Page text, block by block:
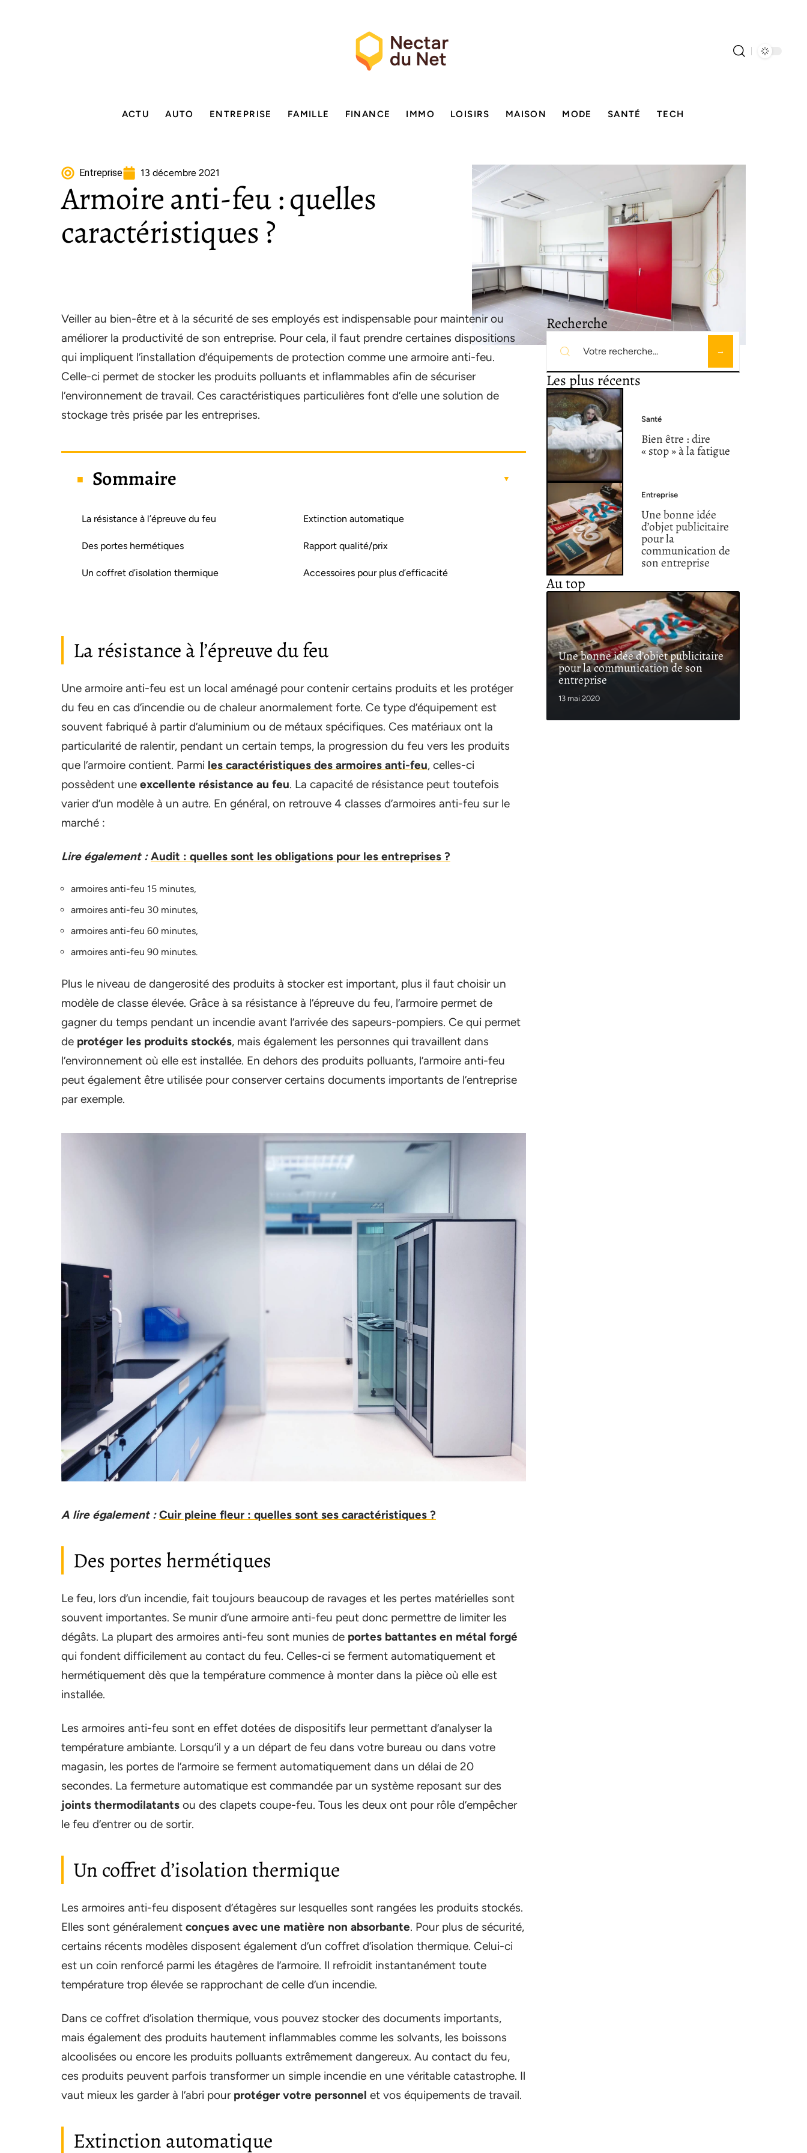
ACTU AUTO ENTREPRISE FAMILLE FINANCE IMMO LOISIRS MAISON MODE SANTÉ TECH
Entreprise 13 décembre 2021
Armoire anti-feu : quelles
caractéristiques ?
Veiller au bien-être et à la sécurité de ses employés est indispensable pour maintenir ou
améliorer la productivité de son entreprise. Pour cela, il faut prendre certaines dispositions
qui impliquent l’installation d’équipements de protection comme une armoire anti-feu.
Celle-ci permet de stocker les produits polluants et inflammables afin de sécuriser
l’environnement de travail. Ces caractéristiques particulières font d’elle une solution de
stockage très prisée par les entreprises.
Sommaire
La résistance à l’épreuve du feu
Des portes hermétiques
Un coffret d’isolation thermique
Extinction automatique
Rapport qualité/prix
Accessoires pour plus d’efficacité
La résistance à l’épreuve du feu
Une armoire anti-feu est un local aménagé pour contenir certains produits et les protéger
du feu en cas d’incendie ou de chaleur anormalement forte. Ce type d’équipement est
souvent fabriqué à partir d’aluminium ou de métaux spécifiques. Ces matériaux ont la
particularité de ralentir, pendant un certain temps, la progression du feu vers les produits
que l’armoire contient. Parmi les caractéristiques des armoires anti-feu, celles-ci
possèdent une excellente résistance au feu. La capacité de résistance peut toutefois
varier d’un modèle à un autre. En général, on retrouve 4 classes d’armoires anti-feu sur le
marché :
Lire également : Audit : quelles sont les obligations pour les entreprises ?
armoires anti-feu 15 minutes,
armoires anti-feu 30 minutes,
armoires anti-feu 60 minutes,
armoires anti-feu 90 minutes.
Plus le niveau de dangerosité des produits à stocker est important, plus il faut choisir un
modèle de classe élevée. Grâce à sa résistance à l’épreuve du feu, l’armoire permet de
gagner du temps pendant un incendie avant l’arrivée des sapeurs-pompiers. Ce qui permet
de protéger les produits stockés, mais également les personnes qui travaillent dans
l’environnement où elle est installée. En dehors des produits polluants, l’armoire anti-feu
peut également être utilisée pour conserver certains documents importants de l’entreprise
par exemple.
A lire également : Cuir pleine fleur : quelles sont ses caractéristiques ?
Des portes hermétiques
Le feu, lors d’un incendie, fait toujours beaucoup de ravages et les pertes matérielles sont
souvent importantes. Se munir d’une armoire anti-feu peut donc permettre de limiter les
dégâts. La plupart des armoires anti-feu sont munies de portes battantes en métal forgé
qui fondent difficilement au contact du feu. Celles-ci se ferment automatiquement et
hermétiquement dès que la température commence à monter dans la pièce où elle est
installée.
Les armoires anti-feu sont en effet dotées de dispositifs leur permettant d’analyser la
température ambiante. Lorsqu’il y a un départ de feu dans votre bureau ou dans votre
magasin, les portes de l’armoire se ferment automatiquement dans un délai de 20
secondes. La fermeture automatique est commandée par un système reposant sur des
joints thermodilatants ou des clapets coupe-feu. Tous les deux ont pour rôle d’empêcher
le feu d’entrer ou de sortir.
Un coffret d’isolation thermique
Les armoires anti-feu disposent d’étagères sur lesquelles sont rangées les produits stockés.
Elles sont généralement conçues avec une matière non absorbante. Pour plus de sécurité,
certains récents modèles disposent également d’un coffret d’isolation thermique. Celui-ci
est un coin renforcé parmi les étagères de l’armoire. Il refroidit instantanément toute
température trop élevée se rapprochant de celle d’un incendie.
Dans ce coffret d’isolation thermique, vous pouvez stocker des documents importants,
mais également des produits hautement inflammables comme les solvants, les boissons
alcoolisées ou encore les produits polluants extrêmement dangereux. Au contact du feu,
ces produits peuvent parfois transformer un simple incendie en une véritable catastrophe. Il
vaut mieux les garder à l’abri pour protéger votre personnel et vos équipements de travail.
Extinction automatique
Recherche
Les plus récents
Santé
Bien être : dire
« stop » à la fatigue
Entreprise
Une bonne idée
d’objet publicitaire
pour la
communication de
son entreprise
Au top
Une bonne idée d’objet publicitaire
pour la communication de son
entreprise
13 mai 2020